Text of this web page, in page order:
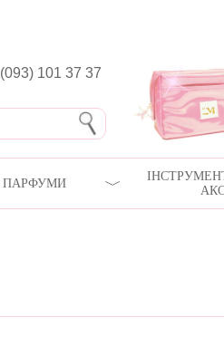
(093) 101 37 37
ПАРФУМИ